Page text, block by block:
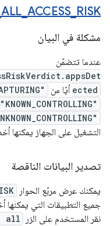
ALL ACCESS_ RISK
مشكلة في البيان
عندما تتضمّن
ected أيًا من
"KNOWN_CONTROLLING"
التشغيل على الجهاز يمكنها
تصدير البيانات الناقصة
يمكنك عرض مربّع الحوار
جميع التطبيقات التي يمكنها
نقر المستخدم على الزر
all